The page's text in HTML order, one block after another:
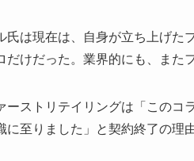
氏は現在は、自身が立ち上げた
だけだった。業界的にも、また
ーストリテイリングは「このコ
に至りました」と契約終了の理